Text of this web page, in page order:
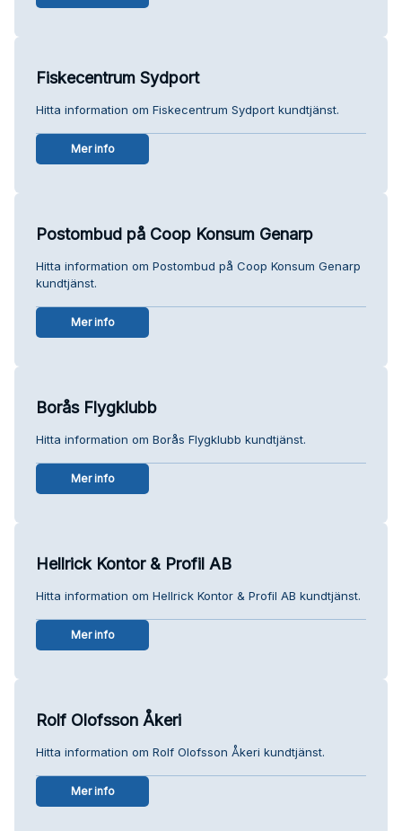
Fiskecentrum Sydport
Hitta information om Fiskecentrum Sydport kundtjänst.
Mer info
Postombud på Coop Konsum Genarp
Hitta information om Postombud på Coop Konsum Genarp
kundtjänst.
Mer info
Borås Flygklubb
Hitta information om Borås Flygklubb kundtjänst.
Mer info
Hellrick Kontor & Profil AB
Hitta information om Hellrick Kontor & Profil AB kundtjänst.
Mer info
Rolf Olofsson Åkeri
Hitta information om Rolf Olofsson Åkeri kundtjänst.
Mer info